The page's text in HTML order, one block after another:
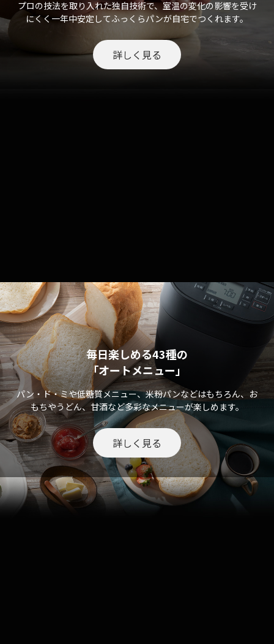
プロの技法を取り入れた独自技術で、室温の変化の影響を受け
にくく一年中安定してふっくらパンが自宅でつくれます。
詳しく見る
毎日楽しめる43種の
「オートメニュー」
パン・ド・ミや低糖質メニュー、米粉パンなどはもちろん、お
もちやうどん、甘酒など多彩なメニューが楽しめます。
詳しく見る